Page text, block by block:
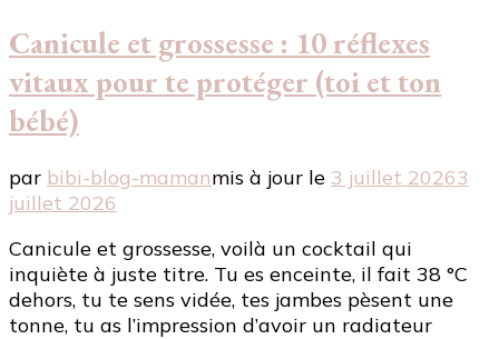
Canicule et grossesse : 10 réflexes
vitaux pour te protéger (toi et ton
bébé)
par bibi-blog-mamanmis à jour le 3 juillet 20263
juillet 2026
Canicule et grossesse, voilà un cocktail qui
inquiète à juste titre. Tu es enceinte, il fait 38 °C
dehors, tu te sens vidée, tes jambes pèsent une
tonne, tu as l’impression d’avoir un radiateur